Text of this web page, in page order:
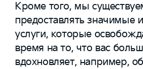
Кроме того, мы
предоставлять значимые
услуги, которые
время на то, что вас
вдохновляет, например,